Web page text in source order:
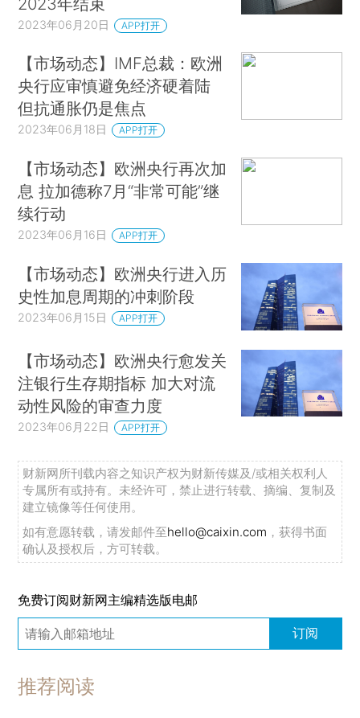
2023年06月20日 APP打开
【市场动态】IMF总裁：欧洲
央行应审慎避免经济硬着陆
但抗通胀仍是焦点
2023年06月18日 APP打开
【市场动态】欧洲央行再次加
息 拉加德称7月“非常可能”继
续行动
2023年06月16日 APP打开
【市场动态】欧洲央行进入历
史性加息周期的冲刺阶段
2023年06月15日 APP打开
【市场动态】欧洲央行愈发关
注银行生存期指标 加大对流
动性风险的审查力度
2023年06月22日 APP打开
财新网所刊载内容之知识产权为财新传媒及/或相关权利人
专属所有或持有。未经许可，禁止进行转载、摘编、复制及
建立镜像等任何使用。
如有意愿转载，请发邮件至hello@caixin.com ，获得书面
确认及授权后，方可转载。
免费订阅财新网主编精选版电邮
订阅
推荐阅读